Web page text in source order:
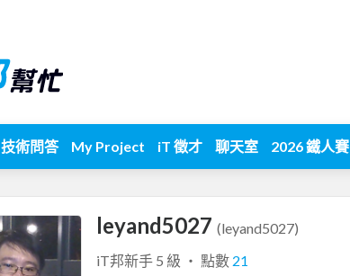
技術問答 My Project iT 徵才 聊天室 2026 鐵人賽
leyand5027 (leyand5027)
iT邦新手 5 級 ‧ 點數 21